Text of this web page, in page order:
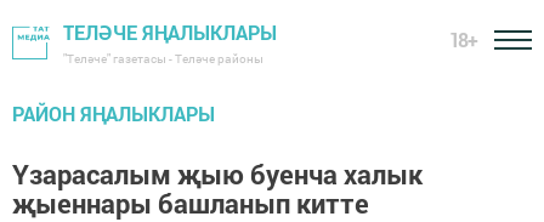
ТЕЛӘЧЕ ЯҢАЛЫКЛАРЫ
"Теләче" газетасы - Теләче районы
18+
РАЙОН ЯҢАЛЫКЛАРЫ
Үзарасалым җыю буенча халык
җыеннары башланып китте